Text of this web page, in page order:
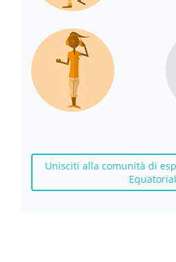
Unisciti alla comunità di